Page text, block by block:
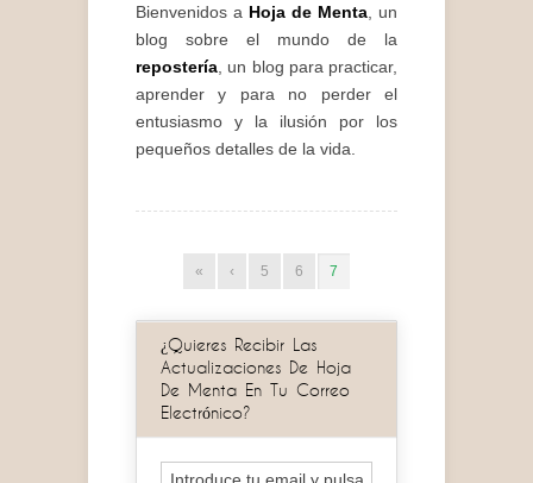
Bienvenidos a Hoja de Menta , un
blog sobre el mundo de la
repostería , un blog para practicar,
aprender y para no perder el
entusiasmo y la ilusión por los
pequeños detalles de la vida.
« ‹ 5 6 7
¿Quieres Recibir Las
Actualizaciones De Hoja
De Menta En Tu Correo
Electrónico?